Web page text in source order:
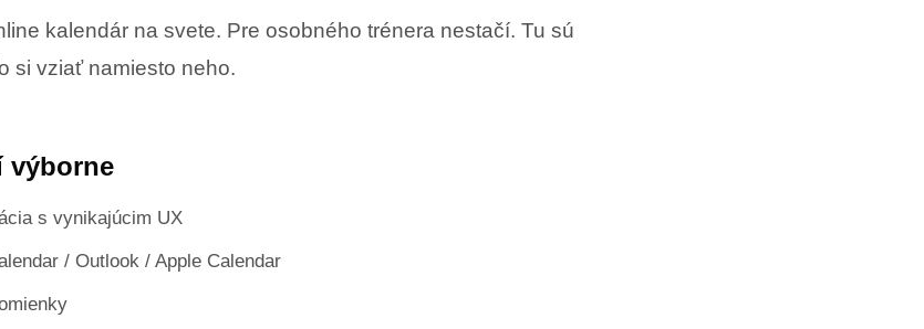
kalendár na svete. Pre osobného trénera nestačí. Tu sú
si vziať namiesto neho.
výborne
s vynikajúcim UX
/ Outlook / Apple Calendar